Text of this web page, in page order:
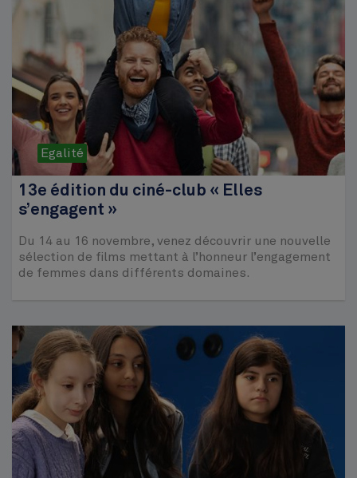
Egalité
13e édition du ciné-club « Elles
s’engagent »
Du 14 au 16 novembre, venez découvrir une nouvelle
sélection de films mettant à l’honneur l’engagement
de femmes dans différents domaines.